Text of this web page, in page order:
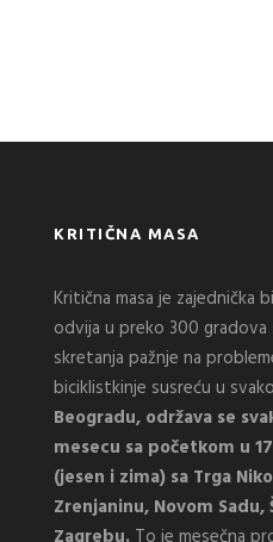
KRITIČNA MASA
Kritična masa je zajednička
odvija u preko 300 gradova
skretanja pažnje na
biciklistkinje susreću u
Beogradu, održava se
mesecu sa početkom u
(jesen i zima) sa Trga
Zrenjaninu, Novom